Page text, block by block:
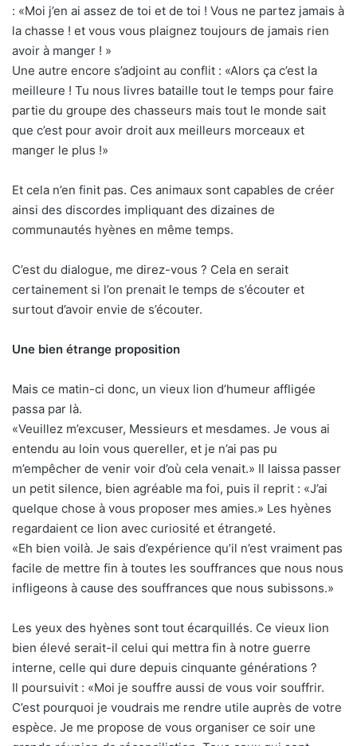
: «Moi j’en ai assez de toi et de toi ! Vous ne partez jamais à
la chasse ! et vous vous plaignez toujours de jamais rien
avoir à manger ! »
Une autre encore s’adjoint au conflit : «Alors ça c’est la
meilleure ! Tu nous livres bataille tout le temps pour faire
partie du groupe des chasseurs mais tout le monde sait
que c’est pour avoir droit aux meilleurs morceaux et
manger le plus !»
Et cela n’en finit pas. Ces animaux sont capables de créer
ainsi des discordes impliquant des dizaines de
communautés hyènes en même temps.
C’est du dialogue, me direz-vous ? Cela en serait
certainement si l’on prenait le temps de s’écouter et
surtout d’avoir envie de s’écouter.
Une bien étrange proposition
Mais ce matin-ci donc, un vieux lion d’humeur affligée
passa par là.
«Veuillez m’excuser, Messieurs et mesdames. Je vous ai
entendu au loin vous quereller, et je n’ai pas pu
m’empêcher de venir voir d’où cela venait.» Il laissa passer
un petit silence, bien agréable ma foi, puis il reprit : «J’ai
quelque chose à vous proposer mes amies.» Les hyènes
regardaient ce lion avec curiosité et étrangeté.
«Eh bien voilà. Je sais d’expérience qu’il n’est vraiment pas
facile de mettre fin à toutes les souffrances que nous nous
infligeons à cause des souffrances que nous subissons.»
Les yeux des hyènes sont tout écarquillés. Ce vieux lion
bien élevé serait-il celui qui mettra fin à notre guerre
interne, celle qui dure depuis cinquante générations ?
Il poursuivit : «Moi je souffre aussi de vous voir souffrir.
C’est pourquoi je voudrais me rendre utile auprès de votre
espèce. Je me propose de vous organiser ce soir une